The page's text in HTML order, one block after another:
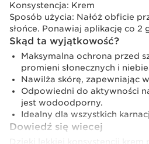
Konsystencja: Krem
Sposób użycia: Nałóż obficie
słońce. Ponawiaj aplikację co 2
Skąd ta wyjątkowość?
Maksymalna ochrona przed
promieni słonecznych i
Nawilża skórę, zapewniając
Odpowiedni do aktywności
jest wodoodporny.
Idealny dla wszystkich
Dowiedź się wiecej
Dzięki lekkiej konsystencji krem